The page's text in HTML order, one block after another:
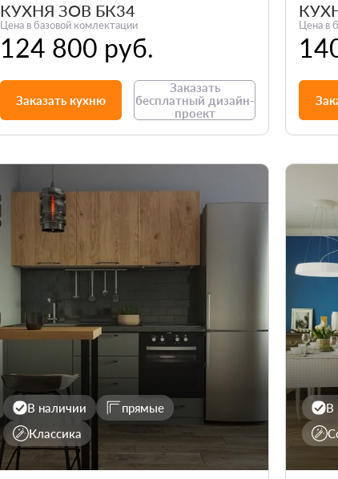
КУХНЯ ЗОВ БК34
Цена в базовой комлектации
124 800 руб.
Заказать кухню
Заказать
бесплатный дизайн-
проект
Цена в
В наличии
прямые
Классика
В